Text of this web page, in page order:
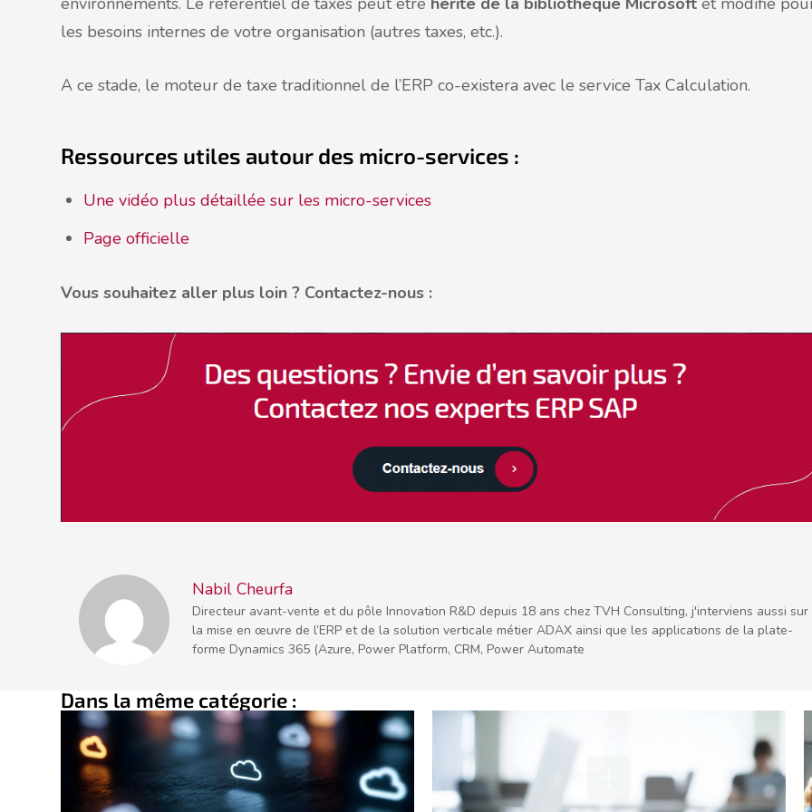
les besoins internes de votre organisation (autres taxes, etc.).
A ce stade, le moteur de taxe traditionnel de l’ERP co-existera avec le service Tax Calculation.
Ressources utiles autour des micro-services :
Une vidéo plus détaillée sur les micro-services
Page officielle
Vous souhaitez aller plus loin ? Contactez-nous :
Nabil Cheurfa
Directeur avant-vente et du pôle Innovation R&D depuis 18 ans chez TVH Consulting, j'interviens aussi sur
la mise en œuvre de l’ERP et de la solution verticale métier ADAX ainsi que les applications de la plate-
forme Dynamics 365 (Azure, Power Platform, CRM, Power Automate
Dans la même catégorie :